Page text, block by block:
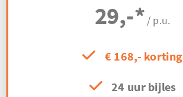
29,-* / p.u.
€ 168,- korting
24 uur bijles